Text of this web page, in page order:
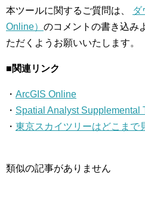
本ツールに関するご質問は、
ダ
Online） のコメントの書き込み
ただくようお願いいたします。
■関連リンク
・ ArcGIS Online
・ Spatial Analyst Supplemental
・ 東京スカイツリーはどこまで
類似の記事がありません